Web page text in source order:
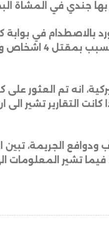
جندي في المشاة البحرية
بالاصطدام في بوابة
انه تم العثور
كانت التقارير تشير
الجريمة، تبين
فيما تشير المعلومات